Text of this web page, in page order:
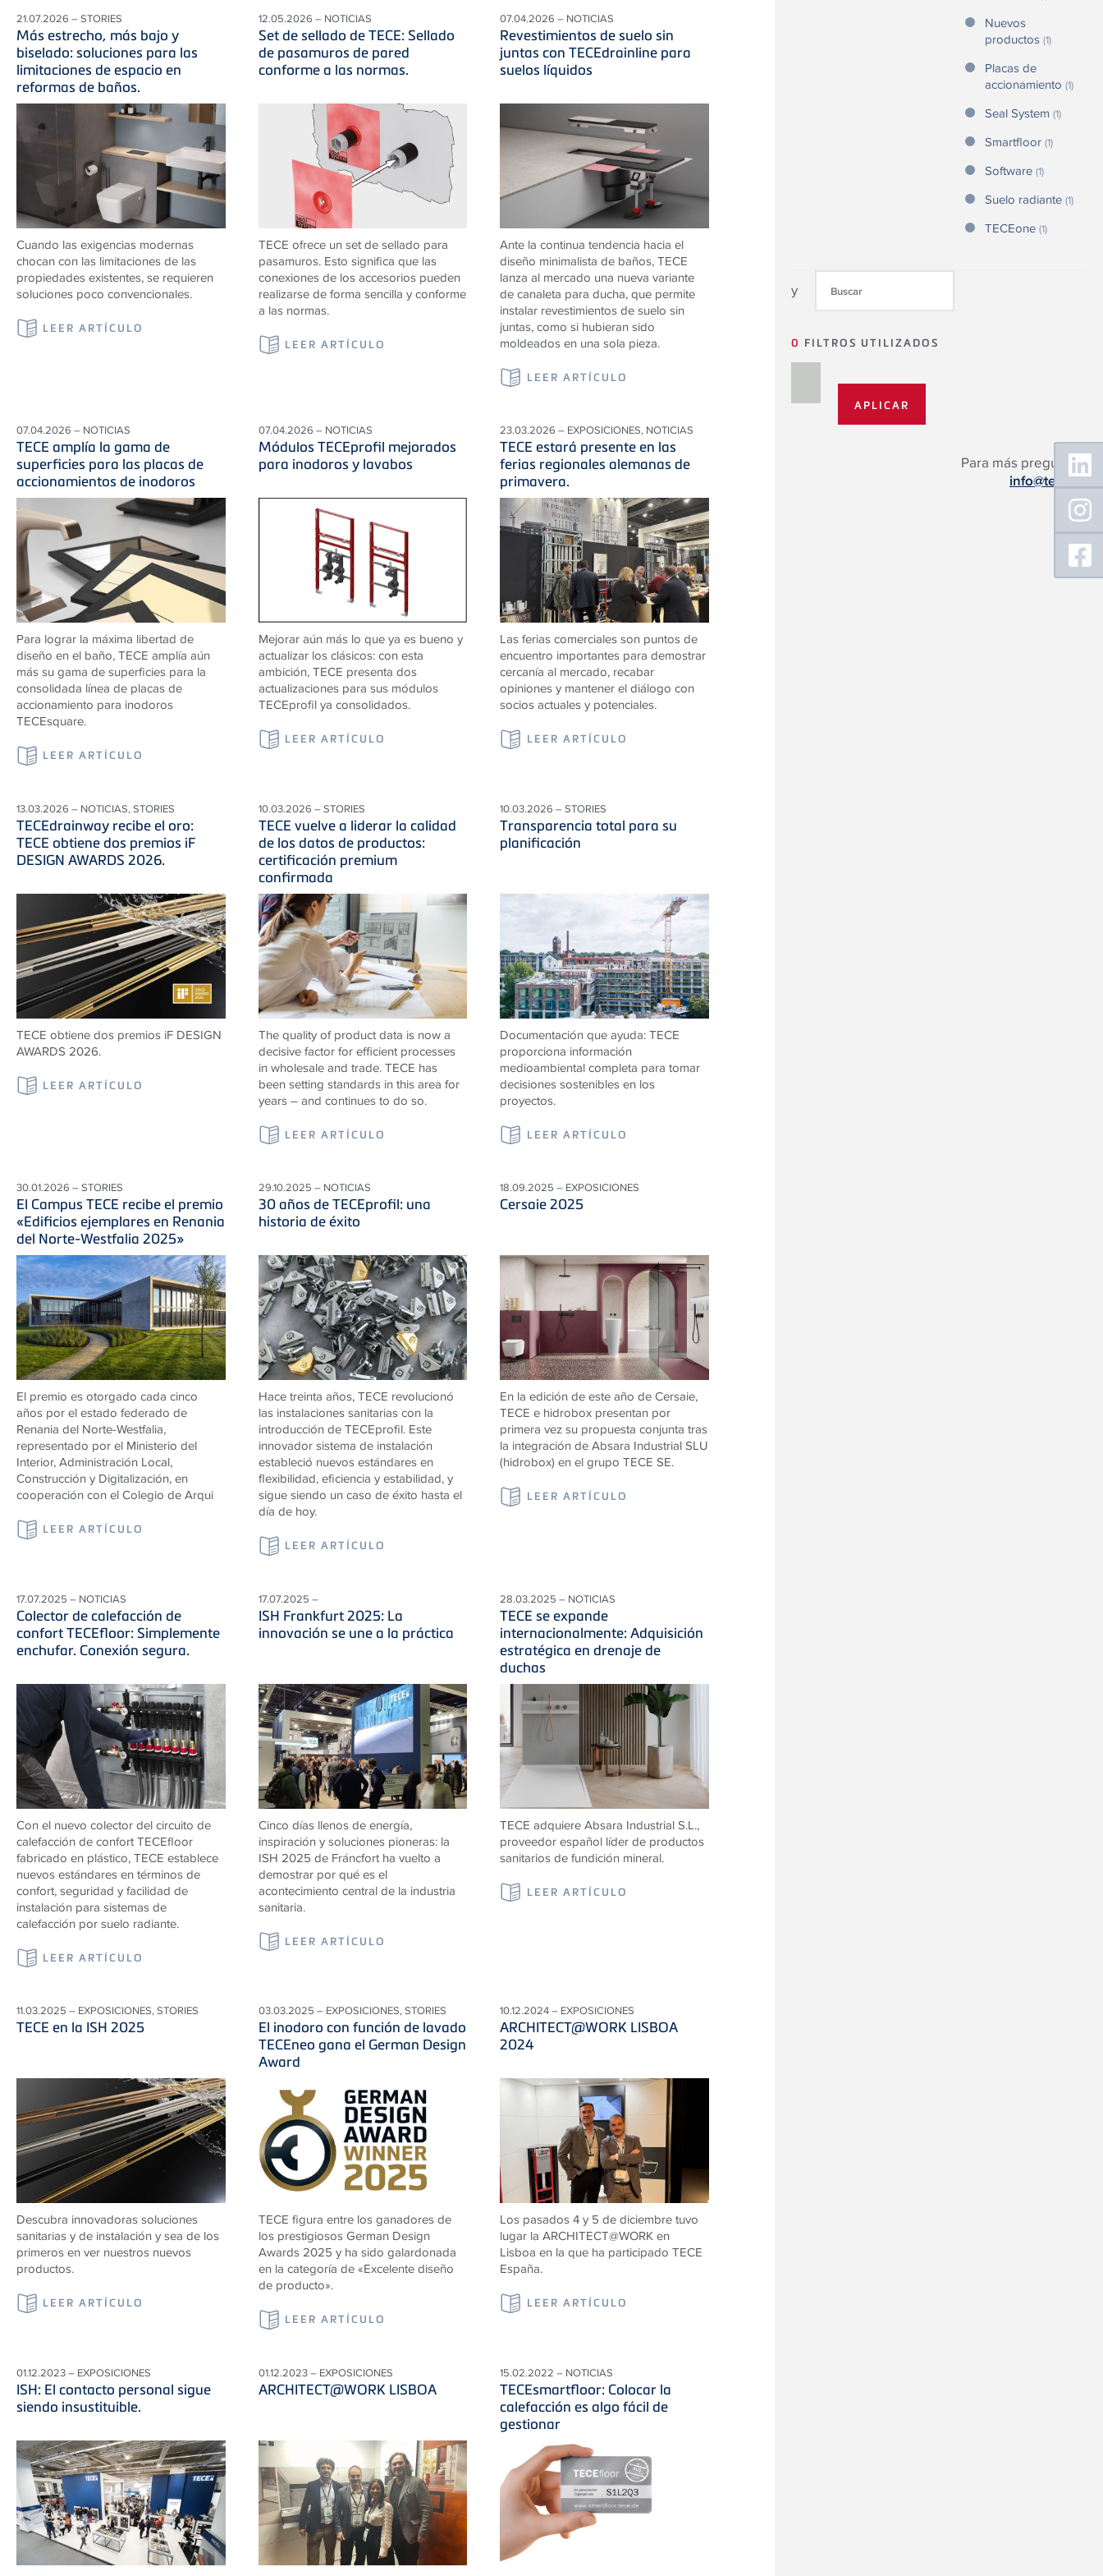
Nuevos
productos (1)
Placas de
accionamiento (1)
Seal System (1)
Smartfloor (1)
Software (1)
Suelo radiante (1)
TECEone (1)
y
0 FILTROS UTILIZADOS
Para más preguntas:
info@tece.es
21.07.2026 – STORIES
Más estrecho, más bajo y
biselado: soluciones para las
limitaciones de espacio en
reformas de baños.
Cuando las exigencias modernas
chocan con las limitaciones de las
propiedades existentes, se requieren
soluciones poco convencionales.
LEER ARTÍCULO
12.05.2026 – NOTICIAS
Set de sellado de TECE: Sellado
de pasamuros de pared
conforme a las normas.
TECE ofrece un set de sellado para
pasamuros. Esto significa que las
conexiones de los accesorios pueden
realizarse de forma sencilla y conforme
a las normas.
LEER ARTÍCULO
07.04.2026 – NOTICIAS
Revestimientos de suelo sin
juntas con TECEdrainline para
suelos líquidos
Ante la continua tendencia hacia el
diseño minimalista de baños, TECE
lanza al mercado una nueva variante
de canaleta para ducha, que permite
instalar revestimientos de suelo sin
juntas, como si hubieran sido
moldeados en una sola pieza.
LEER ARTÍCULO
07.04.2026 – NOTICIAS
TECE amplía la gama de
superficies para las placas de
accionamientos de inodoros
Para lograr la máxima libertad de
diseño en el baño, TECE amplía aún
más su gama de superficies para la
consolidada línea de placas de
accionamiento para inodoros
TECEsquare.
LEER ARTÍCULO
07.04.2026 – NOTICIAS
Módulos TECEprofil mejorados
para inodoros y lavabos
Mejorar aún más lo que ya es bueno y
actualizar los clásicos: con esta
ambición, TECE presenta dos
actualizaciones para sus módulos
TECEprofil ya consolidados.
LEER ARTÍCULO
23.03.2026 – EXPOSICIONES, NOTICIAS
TECE estará presente en las
ferias regionales alemanas de
primavera.
Las ferias comerciales son puntos de
encuentro importantes para demostrar
cercanía al mercado, recabar
opiniones y mantener el diálogo con
socios actuales y potenciales.
LEER ARTÍCULO
13.03.2026 – NOTICIAS, STORIES
TECEdrainway recibe el oro:
TECE obtiene dos premios iF
DESIGN AWARDS 2026.
TECE obtiene dos premios iF DESIGN
AWARDS 2026.
LEER ARTÍCULO
10.03.2026 – STORIES
TECE vuelve a liderar la calidad
de los datos de productos:
certificación premium
confirmada
The quality of product data is now a
decisive factor for efficient processes
in wholesale and trade. TECE has
been setting standards in this area for
years – and continues to do so.
LEER ARTÍCULO
10.03.2026 – STORIES
Transparencia total para su
planificación
Documentación que ayuda: TECE
proporciona información
medioambiental completa para tomar
decisiones sostenibles en los
proyectos.
LEER ARTÍCULO
30.01.2026 – STORIES
El Campus TECE recibe el premio
«Edificios ejemplares en Renania
del Norte-Westfalia 2025»
El premio es otorgado cada cinco
años por el estado federado de
Renania del Norte-Westfalia,
representado por el Ministerio del
Interior, Administración Local,
Construcción y Digitalización, en
cooperación con el Colegio de Arqui
LEER ARTÍCULO
29.10.2025 – NOTICIAS
30 años de TECEprofil: una
historia de éxito
Hace treinta años, TECE revolucionó
las instalaciones sanitarias con la
introducción de TECEprofil. Este
innovador sistema de instalación
estableció nuevos estándares en
flexibilidad, eficiencia y estabilidad, y
sigue siendo un caso de éxito hasta el
día de hoy.
LEER ARTÍCULO
18.09.2025 – EXPOSICIONES
Cersaie 2025
En la edición de este año de Cersaie,
TECE e hidrobox presentan por
primera vez su propuesta conjunta tras
la integración de Absara Industrial SLU
(hidrobox) en el grupo TECE SE.
LEER ARTÍCULO
17.07.2025 – NOTICIAS
Colector de calefacción de
confort TECEfloor: Simplemente
enchufar. Conexión segura.
Con el nuevo colector del circuito de
calefacción de confort TECEfloor
fabricado en plástico, TECE establece
nuevos estándares en términos de
confort, seguridad y facilidad de
instalación para sistemas de
calefacción por suelo radiante.
LEER ARTÍCULO
17.07.2025 –
ISH Frankfurt 2025: La
innovación se une a la práctica
Cinco días llenos de energía,
inspiración y soluciones pioneras: la
ISH 2025 de Fráncfort ha vuelto a
demostrar por qué es el
acontecimiento central de la industria
sanitaria.
LEER ARTÍCULO
28.03.2025 – NOTICIAS
TECE se expande
internacionalmente: Adquisición
estratégica en drenaje de
duchas
TECE adquiere Absara Industrial S.L.,
proveedor español líder de productos
sanitarios de fundición mineral.
LEER ARTÍCULO
11.03.2025 – EXPOSICIONES, STORIES
TECE en la ISH 2025
Descubra innovadoras soluciones
sanitarias y de instalación y sea de los
primeros en ver nuestros nuevos
productos.
LEER ARTÍCULO
03.03.2025 – EXPOSICIONES, STORIES
El inodoro con función de lavado
TECEneo gana el German Design
Award
TECE figura entre los ganadores de
los prestigiosos German Design
Awards 2025 y ha sido galardonada
en la categoría de «Excelente diseño
de producto».
LEER ARTÍCULO
10.12.2024 – EXPOSICIONES
ARCHITECT@WORK LISBOA
2024
Los pasados 4 y 5 de diciembre tuvo
lugar la ARCHITECT@WORK en
Lisboa en la que ha participado TECE
España.
LEER ARTÍCULO
01.12.2023 – EXPOSICIONES
ISH: El contacto personal sigue
siendo insustituible.
01.12.2023 – EXPOSICIONES
ARCHITECT@WORK LISBOA
15.02.2022 – NOTICIAS
TECEsmartfloor: Colocar la
calefacción es algo fácil de
gestionar
Floating
Sidebar